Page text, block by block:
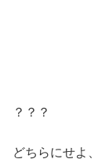
？？？
どちらにせよ